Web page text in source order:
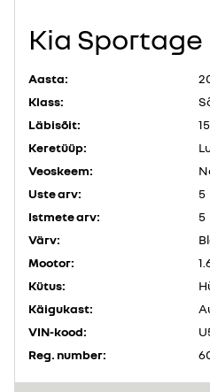
Kia Sportage
Aasta:
Klass:
Läbisõit:
Keretüüp:
Veoskeem:
Uste arv:
5
Istmete arv:
5
Värv:
Mootor:
Kütus:
Käigukast:
VIN-kood:
Reg. number: